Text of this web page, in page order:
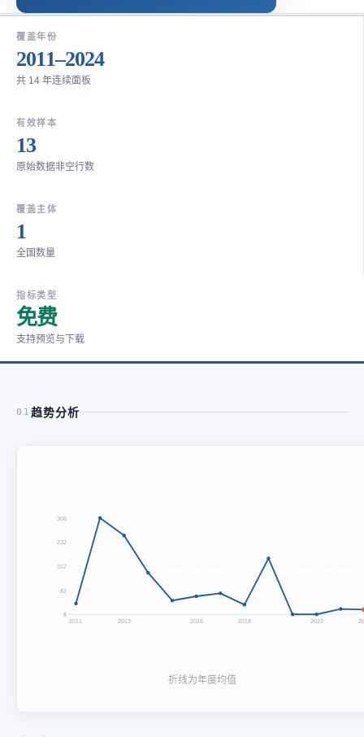
覆盖年份
2011–2024
共 14 年连续面板
有效样本
13
原始数据非空行数
覆盖主体
1
全国数量
指标类型
免费
支持预览与下载
01 趋势分析
306
232
157
82
8
2011 2013 2016 2018 2022
折线为年度均值